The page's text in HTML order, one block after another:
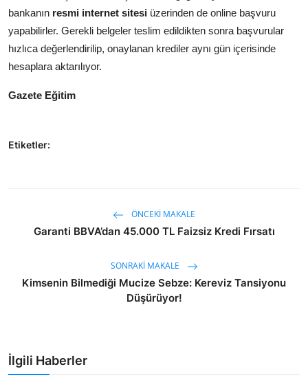
bankanın resmi internet sitesi üzerinden de online başvuru
yapabilirler. Gerekli belgeler teslim edildikten sonra başvurular
hızlıca değerlendirilip, onaylanan krediler aynı gün içerisinde
hesaplara aktarılıyor.
Gazete Eğitim
Etiketler:
ÖNCEKI MAKALE
Garanti BBVA’dan 45.000 TL Faizsiz Kredi Fırsatı
SONRAKI MAKALE
Kimsenin Bilmediği Mucize Sebze: Kereviz Tansiyonu
Düşürüyor!
İlgili Haberler